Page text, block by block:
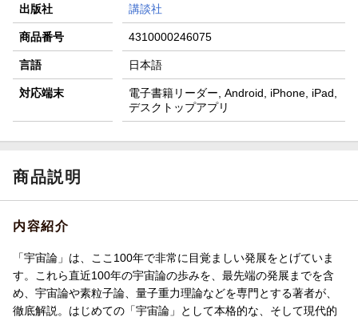
出版社 講談社
商品番号 4310000246075
言語 日本語
対応端末
電子書籍リーダー, Android, iPhone, iPad,
デスクトップアプリ
商品説明
内容紹介
「宇宙論」は、ここ100年で非常に目覚ましい発展をとげていま
す。これら直近100年の宇宙論の歩みを、最先端の発展までを含
め、宇宙論や素粒子論、量子重力理論などを専門とする著者が、
徹底解説。はじめての「宇宙論」として本格的な、そして現代的